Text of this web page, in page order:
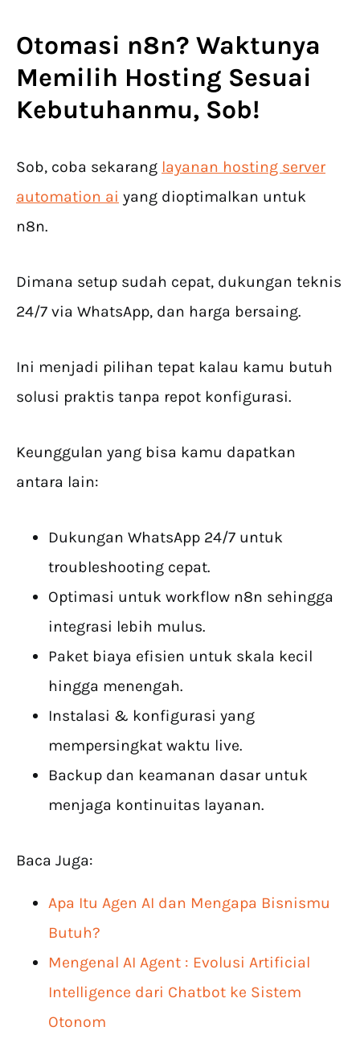
Otomasi n8n? Waktunya
Memilih Hosting Sesuai
Kebutuhanmu, Sob!
Sob, coba sekarang layanan hosting server
automation ai yang dioptimalkan untuk
n8n.
Dimana setup sudah cepat, dukungan teknis
24/7 via WhatsApp, dan harga bersaing.
Ini menjadi pilihan tepat kalau kamu butuh
solusi praktis tanpa repot konfigurasi.
Keunggulan yang bisa kamu dapatkan
antara lain:
Dukungan WhatsApp 24/7 untuk
troubleshooting cepat.
Optimasi untuk workflow n8n sehingga
integrasi lebih mulus.
Paket biaya efisien untuk skala kecil
hingga menengah.
Instalasi & konfigurasi yang
mempersingkat waktu live.
Backup dan keamanan dasar untuk
menjaga kontinuitas layanan.
Baca Juga:
Apa Itu Agen AI dan Mengapa Bisnismu
Butuh?
Mengenal AI Agent : Evolusi Artificial
Intelligence dari Chatbot ke Sistem
Otonom